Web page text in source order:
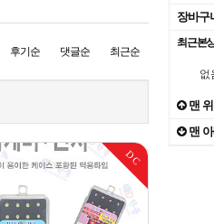
1
장바구
최근본
없
맨
맨
후기순 댓글순 최근순
DC